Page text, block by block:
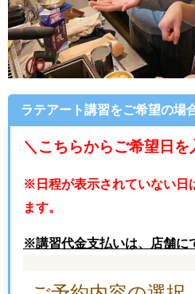
ラテアート講習をご希望の場
＼こちらからご希望日を
※日程が表示されていない日
ます。
※講習代金支払いは、店舗に